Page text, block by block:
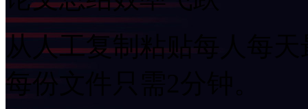
从人工复制粘贴每人每天
每份文件只需2分钟。